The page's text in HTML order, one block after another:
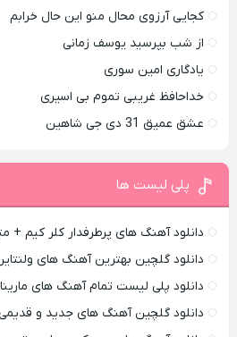
کجایی آرزوی محال منو این حال خرابم
از شب بپرسید یوسف زمانی
یادگاری امین سوری
خداحافظ غریبی تموم بی اسیری
عشق عمیق 31 دی جی شاهین
پلی لیست ها
دانلود آهنگ های پرطرفدار کلر کیم +
دانلود گلچین بهترین آهنگ های
دانلود پلی لیست تمام آهنگ های
دانلود گلچین آهنگ های جدید و